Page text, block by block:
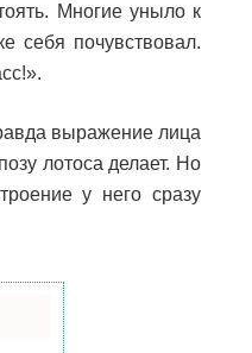
Многие уныло к
себя почувствовал.
выражение лица
лотоса делает. Но
у него сразу